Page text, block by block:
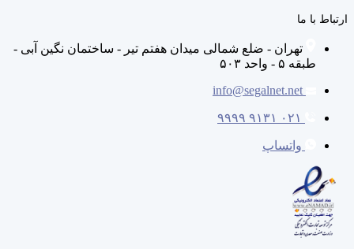
ارتباط با ما
تهران - ضلع شمالی میدان هفتم تیر - ساختمان نگین آبی -
طبقه ۵ - واحد ۵۰۳
info@segalnet.net
۰۲۱ ۹۱۳۱ ۹۹۹۹
واتساپ